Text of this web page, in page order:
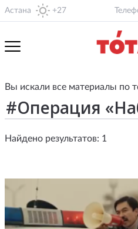
Астана +27
Вы искали все материалы по
Найдено результатов: 1